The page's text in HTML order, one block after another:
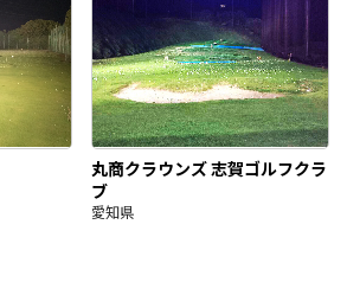
丸商クラウンズ 志賀ゴルフクラ
ブ
愛知県